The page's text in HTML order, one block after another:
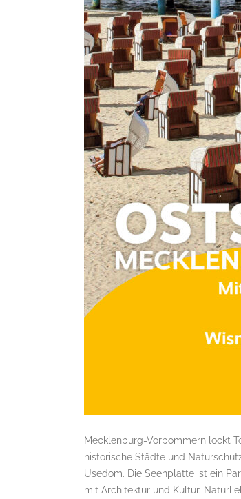
Mecklenburg-Vorpommern lockt
historische Städte und
Usedom. Die Seenplatte ist ein
mit Architektur und Kultur.